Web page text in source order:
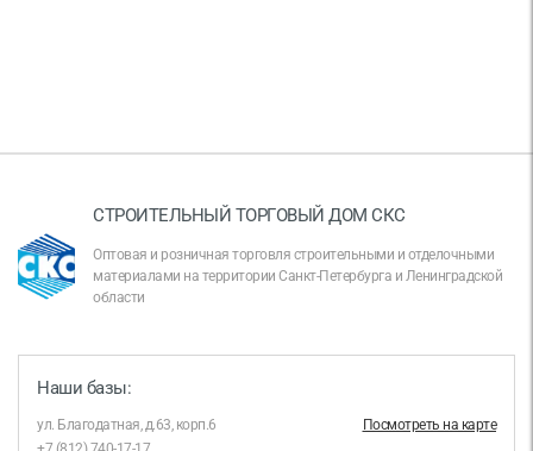
СТРОИТЕЛЬНЫЙ ТОРГОВЫЙ ДОМ СКС
Оптовая и розничная торговля строительными и отделочными
материалами на территории Санкт-Петербурга и Ленинградской
области
Наши базы:
ул. Благодатная, д.63, корп.6
Посмотреть на карте